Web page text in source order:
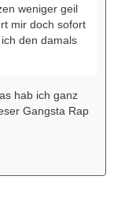
weniger geil
mir doch sofort
den damals
hab ich ganz
Gangsta Rap